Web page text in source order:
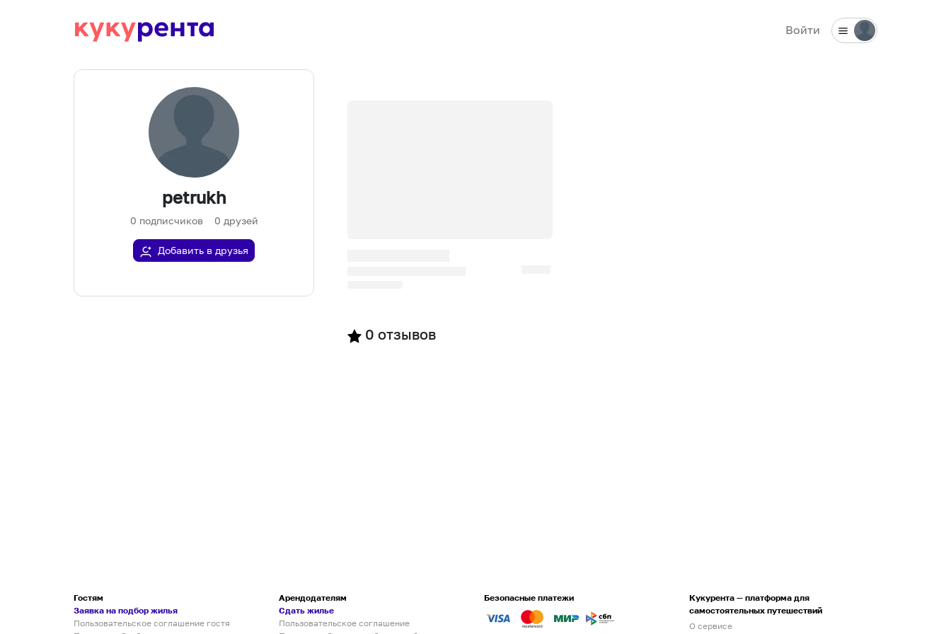
Войти
petrukh
0 подписчиков 0 друзей
Добавить в друзья
0 отзывов
Гостям
Заявка на подбор жилья
Пользовательское соглашение гостя
Арендодателям
Сдать жилье
Пользовательское соглашение
Безопасные платежи
Кукурента — платформа для
самостоятельных путешествий
О сервисе